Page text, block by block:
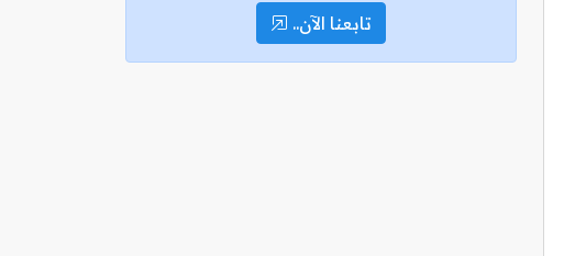
تابعنا الآن..